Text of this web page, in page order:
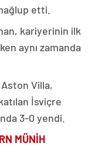
etti.
kariyerinin ilk
aynı zamanda
Villa,
İsviçre
3-0 yendi.
MÜNİH